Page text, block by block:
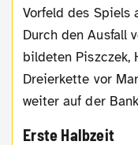
Vorfeld des Spiels
Durch den Ausfall
bildeten Piszczek,
Dreierkette vor
weiter auf der
Erste Halbzeit